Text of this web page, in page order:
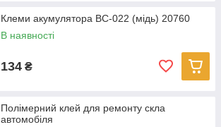
Клеми акумулятора BC-022 (мідь) 20760
В наявності
134 ₴
Полімерний клей для ремонту скла
автомобіля